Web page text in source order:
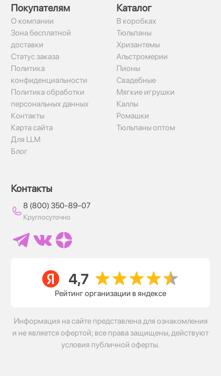
Покупателям
О компании
Зона бесплатной
доставки
Статус заказа
Политика
конфиденциальности
Политика обработки
персональных данных
Контакты
Карта сайта
Для LLM
Блог
Каталог
В коробках
Тюльпаны
Хризантемы
Альстромерии
Пионы
Свадебные
Мягкие игрушки
Каллы
Ромашки
Тюльпаны оптом
Контакты
8 (800) 350-89-07
Круглосуточно
Рейтинг организации в яндексе
Информация на сайте представлена для ознакомления
и не является офертой; все права защищены, действуют
условия публичной оферты.